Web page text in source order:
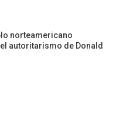
norteamericano
autoritarismo de Donald